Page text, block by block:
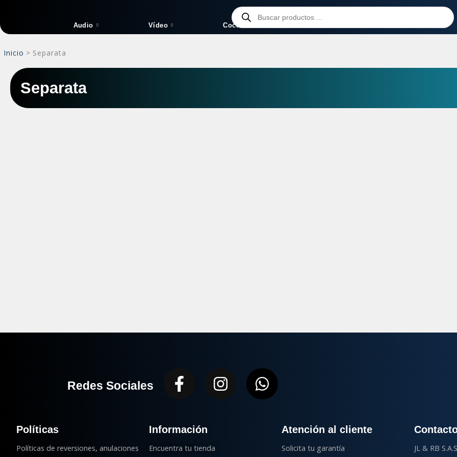
contenido
Búsqueda
de
productos
Audio Vídeo Cocina
Inicio Separata
Separata
Redes Sociales
Facebook-
f
InstagramWhatsapp
Políticas
Políticas de reversiones, anulaciones
Información
Encuentra tu tienda
Atención al cliente
Solicita tu garantía
JL & RB S.A.S